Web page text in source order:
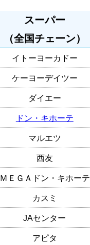
スーパー
（全国チェーン）
イトーヨーカドー
ケーヨーデイツー
ダイエー
ドン・キホーテ
マルエツ
西友
ＭＥＧＡドン・キホーテ
カスミ
JAセンター
アピタ